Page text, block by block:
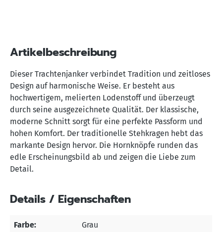
Artikelbeschreibung
Dieser Trachtenjanker verbindet Tradition und zeitloses
Design auf harmonische Weise. Er besteht aus
hochwertigem, melierten Lodenstoff und überzeugt
durch seine ausgezeichnete Qualität. Der klassische,
moderne Schnitt sorgt für eine perfekte Passform und
hohen Komfort. Der traditionelle Stehkragen hebt das
markante Design hervor. Die Hornknöpfe runden das
edle Erscheinungsbild ab und zeigen die Liebe zum
Detail.
Details / Eigenschaften
Farbe: Grau